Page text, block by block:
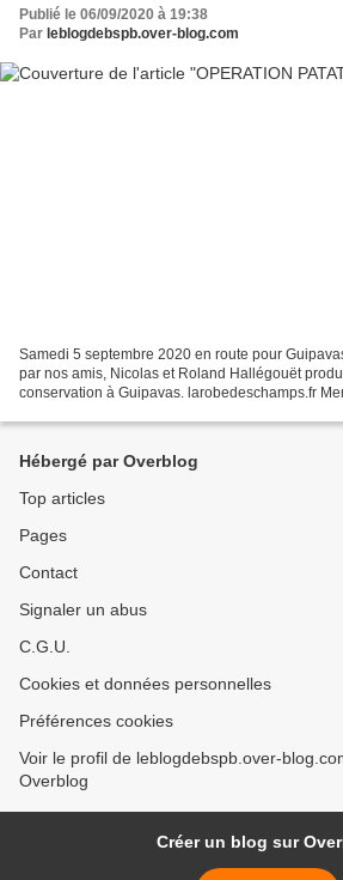
Publié le 06/09/2020 à 19:38
Par leblogdebspb.over-blog.com
Samedi 5 septembre 2020 en route pour
par nos amis, Nicolas et Roland Hallégouët
conservation à Guipavas. larobedeschamps.fr
Hébergé par Overblog
Top articles
Pages
Contact
Signaler un abus
C.G.U.
Cookies et données personnelles
Préférences cookies
Voir le profil de leblogdebspb.over-
Overblog
Créer un blog sur